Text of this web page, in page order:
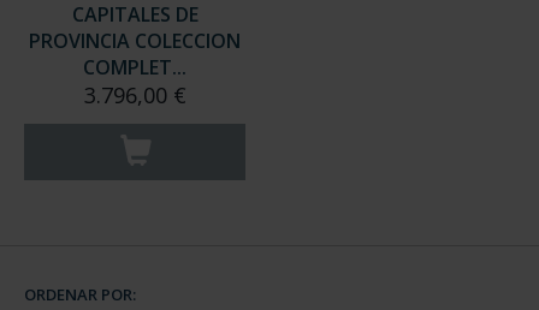
CAPITALES DE
PROVINCIA COLECCION
COMPLET...
3.796,00 €
ORDENAR POR: